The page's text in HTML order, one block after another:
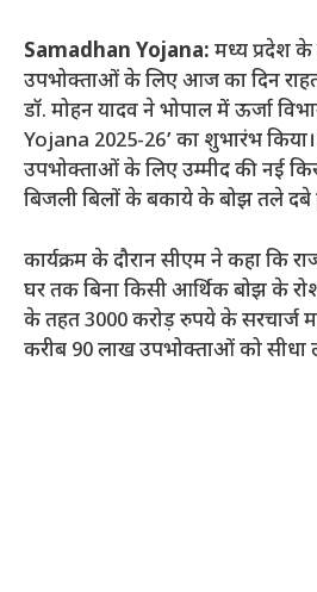
Samadhan Yojana: मध्य प्रदेश
उपभोक्ताओं के लिए आज का दिन
डॉ. मोहन यादव ने भोपाल में ऊर्जा
Yojana 2025-26’ का शुभारंभ
उपभोक्ताओं के लिए उम्मीद की नई
बिजली बिलों के बकाये के बोझ तले दबे
कार्यक्रम के दौरान सीएम ने कहा कि
घर तक बिना किसी आर्थिक बोझ के
के तहत 3000 करोड़ रुपये के सरचार्ज
करीब 90 लाख उपभोक्ताओं को सीधा